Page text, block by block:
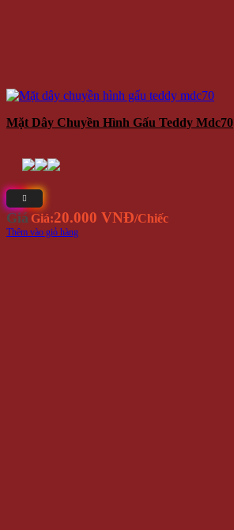
Mặt Dây Chuyền Hình Gấu Teddy Mdc70
Giá Giá:20.000 VNĐ/Chiếc
Thêm vào giỏ hàng